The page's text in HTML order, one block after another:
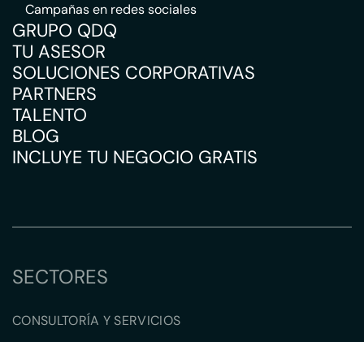
Campañas en redes sociales
GRUPO QDQ
TU ASESOR
SOLUCIONES CORPORATIVAS
PARTNERS
TALENTO
BLOG
INCLUYE TU NEGOCIO GRATIS
SECTORES
CONSULTORÍA Y SERVICIOS